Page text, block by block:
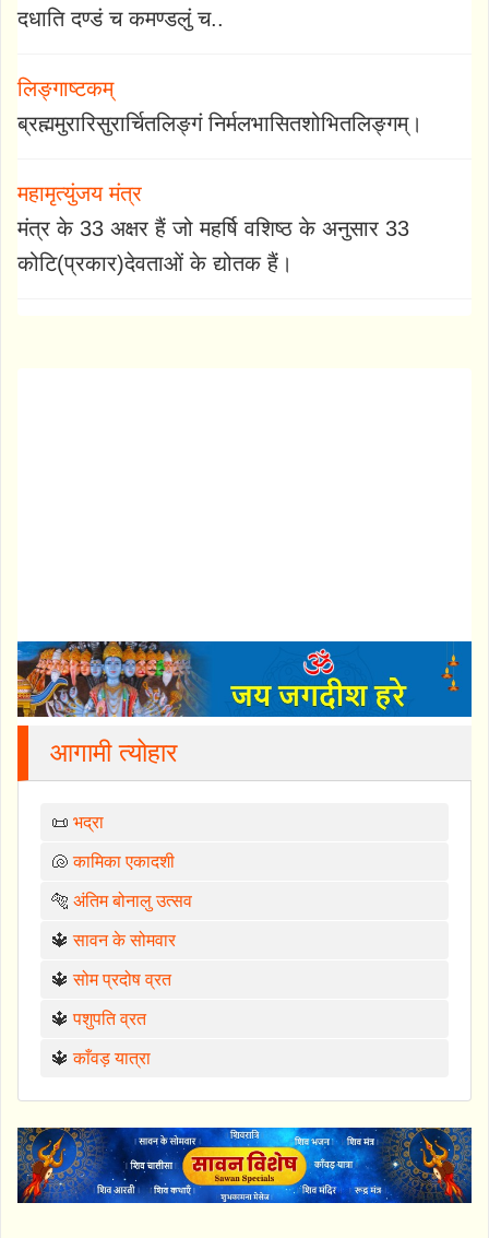
दधाति दण्डं च कमण्डलुं च..
लिङ्गाष्टकम्
ब्रह्ममुरारिसुरार्चितलिङ्गं निर्मलभासितशोभितलिङ्गम्।
महामृत्युंजय मंत्र
मंत्र के 33 अक्षर हैं जो महर्षि वशिष्ठ के अनुसार 33
कोटि(प्रकार)देवताओं के द्योतक हैं।
आगामी त्योहार
📜 भद्रा
🐚कामिका एकादशी
🐅 अंतिम बोनालु उत्सव
🔱सावन के सोमवार
🔱सोम प्रदोष व्रत
🔱पशुपति व्रत
🔱काँवड़ यात्रा